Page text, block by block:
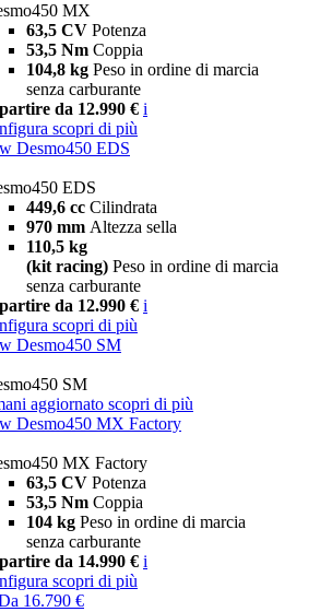
MX
63,5 CV Potenza
53,5 Nm Coppia
104,8 kg Peso in ordine di marcia
senza carburante
da 12.990 € i
scopri di più
Desmo450 EDS
EDS
449,6 cc Cilindrata
970 mm Altezza sella
110,5 kg
(kit racing) Peso in ordine di marcia
senza carburante
da 12.990 € i
scopri di più
Desmo450 SM
SM
aggiornato scopri di più
Desmo450 MX Factory
MX Factory
63,5 CV Potenza
53,5 Nm Coppia
104 kg Peso in ordine di marcia
senza carburante
da 14.990 € i
scopri di più
16.790 €